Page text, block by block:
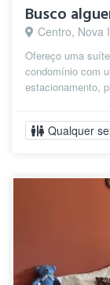
Centro, Nova
Ofereço uma
condomínio com
estacionamento,
Qualquer